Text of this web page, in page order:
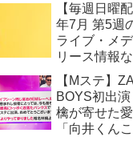
【毎週日曜
年7月 第5週
ライブ・メ
リース情報
【Mステ】
BOYS初出
檎が寄せた
「向井くん